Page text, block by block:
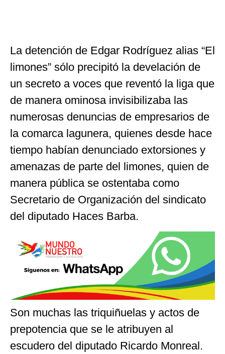
La detención de Edgar Rodríguez alias “El
limones” sólo precipitó la develación de
un secreto a voces que reventó la liga que
de manera ominosa invisibilizaba las
numerosas denuncias de empresarios de
la comarca lagunera, quienes desde hace
tiempo habían denunciado extorsiones y
amenazas de parte del limones, quien de
manera pública se ostentaba como
Secretario de Organización del sindicato
del diputado Haces Barba.
Son muchas las triquiñuelas y actos de
prepotencia que se le atribuyen al
escudero del diputado Ricardo Monreal.